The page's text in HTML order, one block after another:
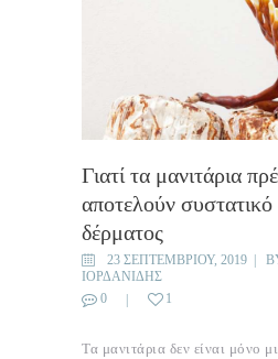
Γιατί τα μανιτάρια
αποτελούν συστατικό
δέρματος
23 ΣΕΠΤΕΜΒΡΊΟΥ, 2019
ΙΟΡΔΑΝΊΔΗΣ
0
1
Τα μανιτάρια δεν είναι μόνο